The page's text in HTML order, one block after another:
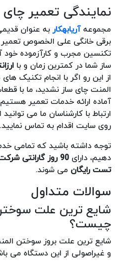
نمایندگی تعمیر چای
مجموعهآریابهکاربه عنوان
برقی خانگی علی الخصوص تعمیر
تکنسین مجرب و کارآزموده خود
ساز شما در کمترین زمان و با
از این رو اگر با انجام تکنیک
المنت چای ساز نشدید، ما با
آماده ارائه خدمات تعمیر
ارتباط با کارشناسان ما می
روی سایت اقدام به تماس نمایید.
توجه داشته باشید که تمامی
دهیم، دارای 90 روز گارانتی شرکت آریابهکار
تست رایگان می شوند.
سوالات متداول
شایع ترین علت
چیست؟
شایع ترین علت بروز سوختن
و غیراصولی از این دستگاه می